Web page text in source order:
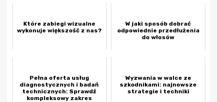
Które zabiegi wizualne
wykonuje większość z nas?
W jaki sposób dobrać
odpowiednie przedłużenia
do włosów
Pełna oferta usług
diagnostycznych i badań
technicznych: Sprawdź
kompleksowy zakres
Wyzwania w walce ze
szkodnikami: najnowsze
strategie i techniki